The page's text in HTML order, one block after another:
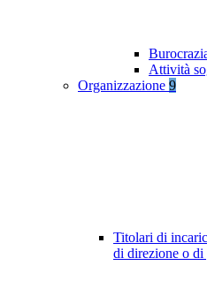
Attività
Organizzazione 9
Titolari di
di direzione o di